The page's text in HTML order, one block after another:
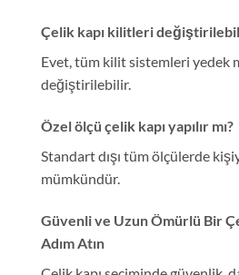
Çelik kapı kilitleri
Evet, tüm kilit sistemleri yedek
değiştirilebilir.
Özel ölçü çelik kapı yapılır mı?
Standart dışı tüm ölçülerde
mümkündür.
Güvenli ve Uzun Ömürlü Bir
Adım Atın